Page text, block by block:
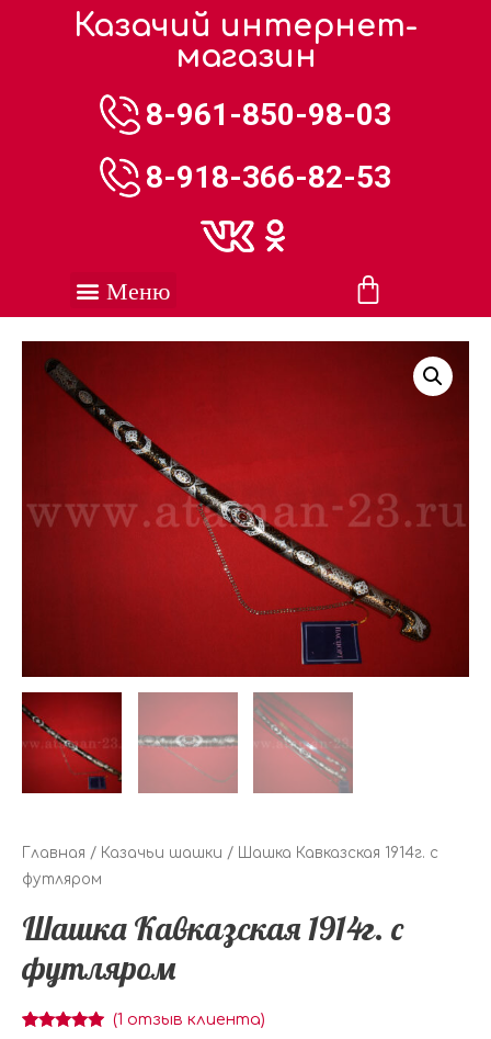
Казачий интернет-
магазин
8-961-850-98-03
8-918-366-82-53
Главная / Казачьи шашки / Шашка Кавказская 1914г. с
футляром
Шашка Кавказская 1914г. с
футляром
(1 отзыв клиента)